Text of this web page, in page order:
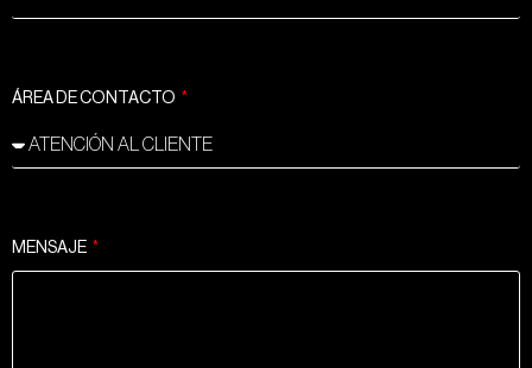
ÁREA DE CONTACTO
MENSAJE